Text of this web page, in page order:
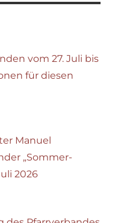
vom 27. Juli bis
für diesen
Manuel
„Sommer-
2026